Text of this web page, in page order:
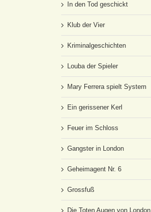
In den Tod geschickt
Klub der Vier
Kriminalgeschichten
Louba der Spieler
Mary Ferrera spielt System
Ein gerissener Kerl
Feuer im Schloss
Gangster in London
Geheimagent Nr. 6
Grossfuß
Die Toten Augen von London